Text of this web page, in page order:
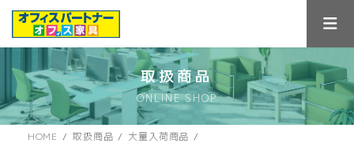
ス
キ
ン
に
取扱商品
ONLINE SHOP
HOME 取扱商品
大量入荷商品